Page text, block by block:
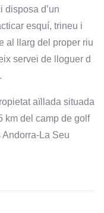
disposa d’un
esquí, trineu i
al llarg del proper riu
servei de lloguer d
aïllada situada
km del camp de golf
Andorra-La Seu